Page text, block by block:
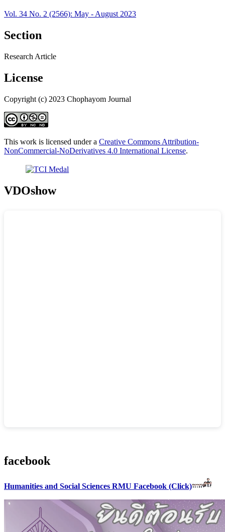
Vol. 34 No. 2 (2566): May - August 2023
Section
Research Article
License
Copyright (c) 2023 Chophayom Journal
This work is licensed under a Creative Commons Attribution-
NonCommercial-NoDerivatives 4.0 International License.
VDOshow
facebook
Humanities and Social Sciences RMU Facebook (Click)